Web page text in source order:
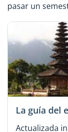
pasar un
La guía del
Actualizada